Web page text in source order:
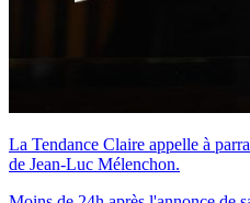
La Tendance Claire appelle à
de Jean-Luc Mélenchon.